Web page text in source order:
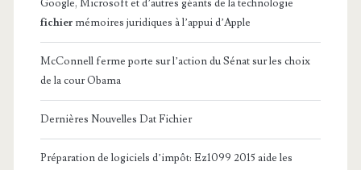
Google, Microsoft et d’autres géants de la technologie
fichier mémoires juridiques à l’appui d’Apple
McConnell ferme porte sur l’action du Sénat sur les choix
de la cour Obama
Dernières Nouvelles Dat Fichier
Préparation de logiciels d’impôt: Ez1099 2015 aide les